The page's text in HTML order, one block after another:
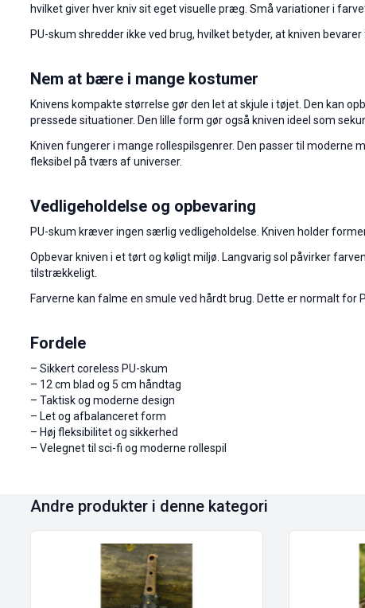
hvilket giver hver kniv sit eget visuelle præg. Små variationer i
PU-skum shredder ikke ved brug, hvilket betyder, at kniven
Nem at bære i mange kostumer
Knivens kompakte størrelse gør den let at skjule i tøjet. Den kan
pressede situationer. Den lille form gør også kniven ideel som
Kniven fungerer i mange rollespilsgenrer. Den passer til
fleksibel på tværs af universer.
Vedligeholdelse og opbevaring
PU-skum kræver ingen særlig vedligeholdelse. Kniven holder
Opbevar kniven i et tørt og køligt miljø. Langvarig sol påvirker
tilstrækkeligt.
Farverne kan falme en smule ved hårdt brug. Dette er normalt for
Fordele
– Sikkert coreless PU-skum
– 12 cm blad og 5 cm håndtag
– Taktisk og moderne design
– Let og afbalanceret form
– Høj fleksibilitet og sikkerhed
– Velegnet til sci-fi og moderne rollespil
Andre produkter i denne kategori